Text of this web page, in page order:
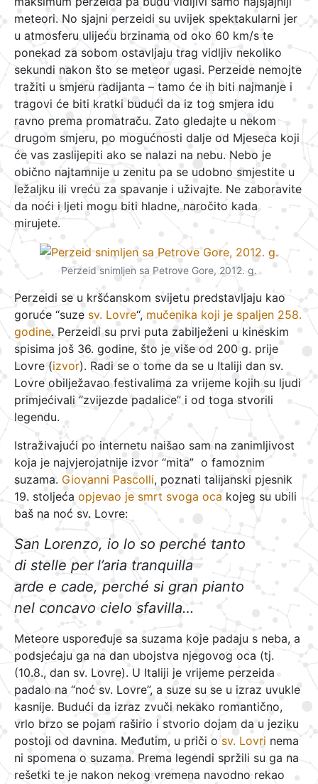
meteori. No sjajni perzeidi su uvijek spektakularni jer
u atmosferu ulijeću brzinama od oko 60 km/s te
ponekad za sobom ostavljaju trag vidljiv nekoliko
sekundi nakon što se meteor ugasi. Perzeide nemojte
tražiti u smjeru radijanta – tamo će ih biti najmanje i
tragovi će biti kratki budući da iz tog smjera idu
ravno prema promatraču. Zato gledajte u nekom
drugom smjeru, po mogućnosti dalje od Mjeseca koji
će vas zaslijepiti ako se nalazi na nebu. Nebo je
obično najtamnije u zenitu pa se udobno smjestite u
ležaljku ili vreću za spavanje i uživajte. Ne zaboravite
da noći i ljeti mogu biti hladne, naročito kada
mirujete.
Perzeid snimljen sa Petrove Gore, 2012. g.
Perzeidi se u kršćanskom svijetu predstavljaju kao
goruće “suze sv. Lovre“, mučenika koji je spaljen 258.
godine. Perzeidi su prvi puta zabilježeni u kineskim
spisima još 36. godine, što je više od 200 g. prije
Lovre (izvor). Radi se o tome da se u Italiji dan sv.
Lovre obilježavao festivalima za vrijeme kojih su ljudi
primjećivali “zvijezde padalice” i od toga stvorili
legendu.
Istraživajući po internetu naišao sam na zanimljivost
koja je najvjerojatnije izvor “mita” o famoznim
suzama. Giovanni Pascolli, poznati talijanski pjesnik
19. stoljeća opjevao je smrt svoga oca kojeg su ubili
baš na noć sv. Lovre:
San Lorenzo, io lo so perché tanto
di stelle per l’aria tranquilla
arde e cade, perché si gran pianto
nel concavo cielo sfavilla…
Meteore uspoređuje sa suzama koje padaju s neba, a
podsjećaju ga na dan ubojstva njegovog oca (tj.
(10.8., dan sv. Lovre). U Italiji je vrijeme perzeida
padalo na “noć sv. Lovre”, a suze su se u izraz uvukle
kasnije. Budući da izraz zvuči nekako romantično,
vrlo brzo se pojam raširio i stvorio dojam da u jeziku
postoji od davnina. Međutim, u priči o sv. Lovri nema
ni spomena o suzama. Prema legendi spržili su ga na
rešetki te je nakon nekog vremena navodno rekao